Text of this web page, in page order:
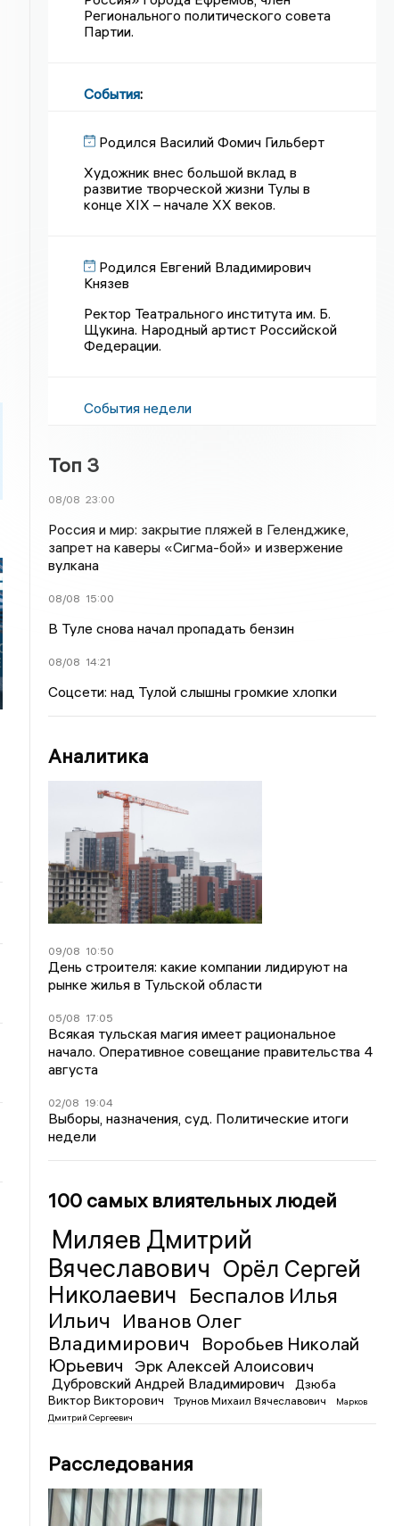
Регионального политического совета
Партии.
События:
Родился Василий Фомич Гильберт
Художник внес большой вклад в
развитие творческой жизни Тулы в
конце XIX – начале XX веков.
Родился Евгений Владимирович
Князев
Ректор Театрального института им. Б.
Щукина. Народный артист Российской
Федерации.
События недели
Топ 3
08/08 23:00
Россия и мир: закрытие пляжей в Геленджике,
запрет на каверы «Сигма-бой» и извержение
вулкана
08/08 15:00
В Туле снова начал пропадать бензин
08/08 14:21
Соцсети: над Тулой слышны громкие хлопки
Аналитика
09/08 10:50
День строителя: какие компании лидируют на
рынке жилья в Тульской области
05/08 17:05
Всякая тульская магия имеет рациональное
начало. Оперативное совещание правительства 4
августа
02/08 19:04
Выборы, назначения, суд. Политические итоги
недели
100 самых влиятельных людей
Миляев Дмитрий
Вячеславович Орёл Сергей
Николаевич Беспалов Илья
Ильич
Иванов Олег
Владимирович
Воробьев Николай
Юрьевич
Эрк Алексей Алоисович
Дубровский Андрей Владимирович
Дзюба
Виктор Викторович
Трунов Михаил Вячеславович
Марков
Дмитрий Сергеевич
Расследования